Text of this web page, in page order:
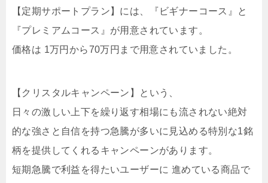
【定期サポートプラン】には、『ビギナーコース』と
『プレミアムコース』が用意されています。
価格は 1万円から70万円まで用意されていました。
【クリスタルキャンペーン】という、
日々の激しい上下を繰り返す相場にも流されない絶対
的な強さと自信を持つ急騰が多いに見込める特別な1銘
柄を提供してくれるキャンペーンがあります。
短期急騰で利益を得たいユーザーに 進めている商品で